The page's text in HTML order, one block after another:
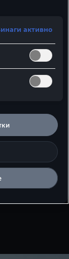
A5
Търсене на
активно